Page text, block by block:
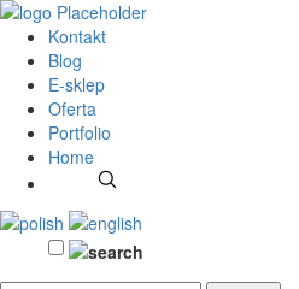
Kontakt
Blog
E-sklep
Oferta
Portfolio
Home